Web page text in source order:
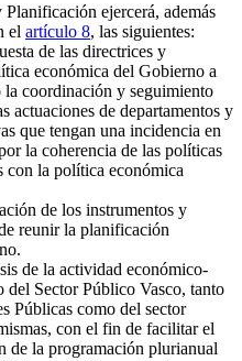
ejercerá, además
el artículo 8, las siguientes:
de las directrices y
económica del Gobierno a
coordinación y seguimiento
actuaciones de departamentos y
que tengan una incidencia en
la coherencia de las políticas
con la política económica
de los instrumentos y
reunir la planificación
de la actividad económico-
del Sector Público Vasco, tanto
Públicas como del sector
con el fin de facilitar el
de la programación plurianual